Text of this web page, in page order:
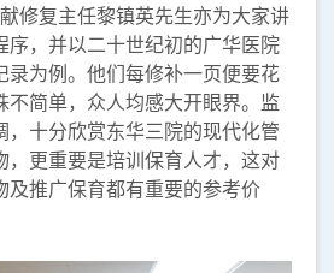
修复主任黎镇英先生亦为大家讲
序，并以二十世纪初的广华医院
录为例。他们每修补一页便要花
不简单，众人均感大开眼界。监
，十分欣赏东华三院的现代化管
，更重要是培训保育人才，这对
及推广保育都有重要的参考价